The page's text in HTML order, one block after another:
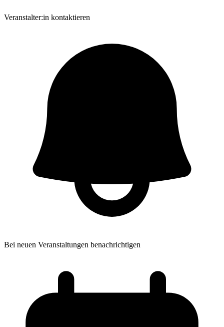
Veranstalter:in kontaktieren
Bei neuen Veranstaltungen benachrichtigen